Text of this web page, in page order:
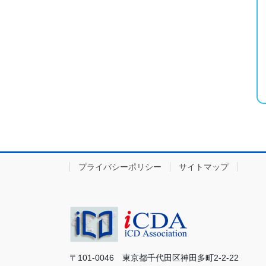
プライバシーポリシー サイトマップ
〒101-0046 東京都千代田区神田多町2-2-22